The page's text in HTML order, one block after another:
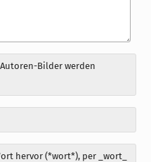
Bilder werden
hervor (*wort*), per _wort_